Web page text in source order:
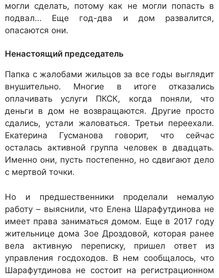
могли сделать, потому как не могли попасть в
подвал… Еще год-два и дом развалится,
опасаются они.
Ненастоящий председатель
Папка с жалобами жильцов за все годы выглядит
внушительно. Многие в итоге отказались
оплачивать услуги ПКСК, когда поняли, что
деньги в дом не возвращаются. Другие просто
сдались, устали жаловаться. Третьи переехали.
Екатерина Гусманова говорит, что сейчас
осталась активной группа человек в двадцать.
Именно они, пусть постепенно, но сдвигают дело
с мертвой точки.
Но и предшественники проделали немалую
работу – выяснили, что Елена Шарафутдинова не
имеет права заниматься домом. Еще в 2017 году
жительнице дома Зое Дроздовой, которая ранее
вела активную переписку, пришел ответ из
управления госдоходов. В нем сообщалось, что
Шарафутдинова не состоит на регистрационном